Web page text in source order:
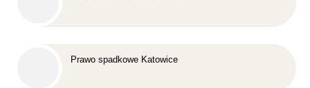
Prawo spadkowe Katowice